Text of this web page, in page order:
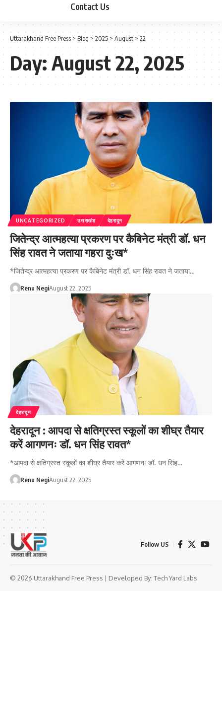
Contact Us
Uttarakhand Free Press > Blog > 2025 > August > 22
Day:August 22, 2025
UNCATEGORIZED उत्तराखंड देहरादून
जितेन्द्र आत्महत्या प्रकरण पर कैबिनेट मंत्री डॉ. धन
सिंह रावत ने जताया गहरा दुःख*
*जितेन्द्र आत्महत्या प्रकरण पर कैबिनेट मंत्री डॉ. धन सिंह रावत ने जताया…
Renu NegiAugust 22, 2025
देहरादून
देहरादून : आपदा से क्षतिग्रस्त स्कूलों का शीघ्र तैयार
करें आगणनः डॉ. धन सिंह रावत*
*आपदा से क्षतिग्रस्त स्कूलों का शीघ्र तैयार करें आगणनः डॉ. धन सिंह…
Renu NegiAugust 22, 2025
Follow US
© 2026 Uttarakhand Free Press | Developed By: Tech Yard Labs